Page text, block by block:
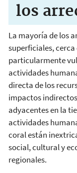
los
La mayoría de los
superficiales,
particularmente
actividades
directa de los
impactos
adyacentes en la
actividades
coral están
social, cultural y
regionales.